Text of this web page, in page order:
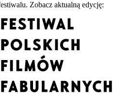
Zobacz aktualną edycję: